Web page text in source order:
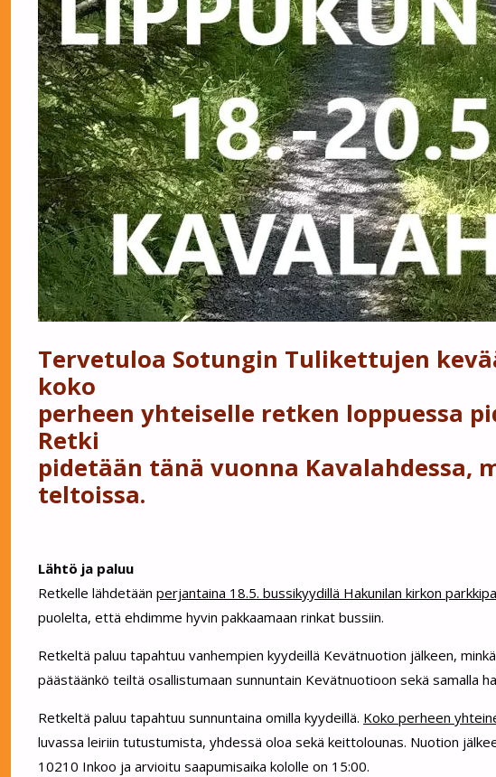
Tervetuloa Sotungin Tulikettujen
koko
perheen yhteiselle retken loppuessa
Retki
pidetään tänä vuonna Kavalahdessa,
teltoissa.
Lähtö ja paluu
Retkelle lähdetään perjantaina 18.5. bussikyydillä Hakunilan kirkon
puolelta, että ehdimme hyvin pakkaamaan rinkat bussiin.
Retkeltä paluu tapahtuu vanhempien kyydeillä Kevätnuotion jälkeen,
päästäänkö teiltä osallistumaan sunnuntain Kevätnuotioon sekä samalla
Retkeltä paluu tapahtuu sunnuntaina omilla kyydeillä. Koko perheen
luvassa leiriin tutustumista, yhdessä oloa sekä keittolounas. Nuotion
10210 Inkoo ja arvioitu saapumisaika kololle on 15:00.